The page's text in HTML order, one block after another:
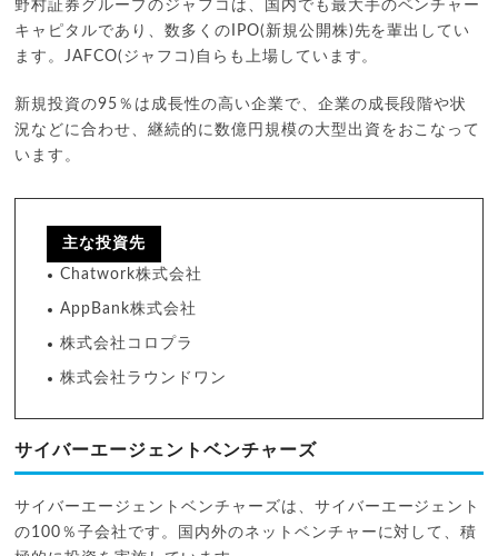
野村証券グループのジャフコは、国内でも最大手のベンチャー
キャピタルであり、数多くのIPO(新規公開株)先を輩出してい
ます。JAFCO(ジャフコ)自らも上場しています。
新規投資の95％は成長性の高い企業で、企業の成長段階や状
況などに合わせ、継続的に数億円規模の大型出資をおこなって
います。
主な投資先
Chatwork株式会社
AppBank株式会社
株式会社コロプラ
株式会社ラウンドワン
サイバーエージェントベンチャーズ
サイバーエージェントベンチャーズは、サイバーエージェント
の100％子会社です。国内外のネットベンチャーに対して、積